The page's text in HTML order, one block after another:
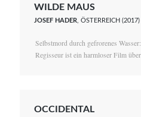
WILDE MAUS
JOSEF HADER , ÖSTERREICH (2017)
Selbstmord durch gefrorenes
Regisseur ist ein harmloser Film
OCCIDENTAL